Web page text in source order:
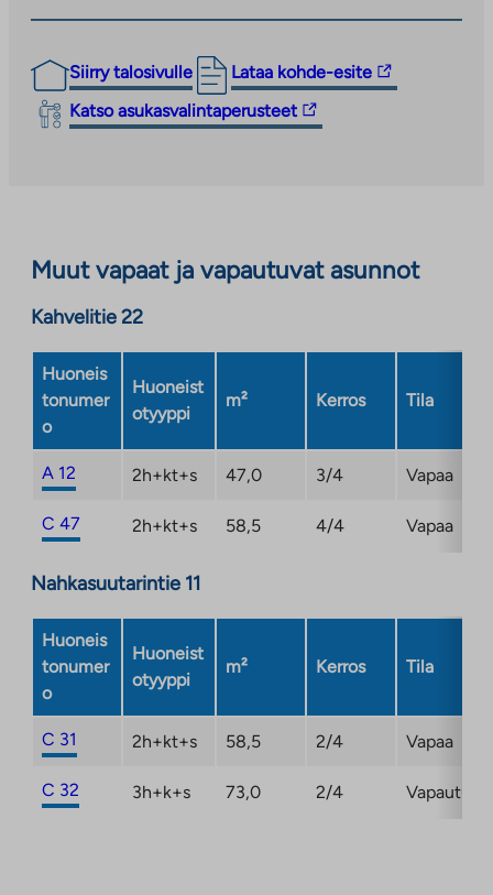
Siirry talosivulle Lataa kohde-esite
Linkki
ulkopuoliseen
välilehteen
Katso asukasvalintaperusteet
Linkki
uuteen
Muut vapaat ja vapautuvat asunnot
Kahvelitie 22
Huoneis
tonumer
o
Huoneist
otyyppi
m² Kerros Tila
A 12 2h+kt+s 47,0 3/4 Vapaa
C 47 2h+kt+s 58,5 4/4 Vapaa
Nahkasuutarintie 11
Huoneis
tonumer
o
Huoneist
otyyppi
m² Kerros Tila
C 31 2h+kt+s 58,5 2/4 Vapaa
C 32 3h+k+s 73,0 2/4